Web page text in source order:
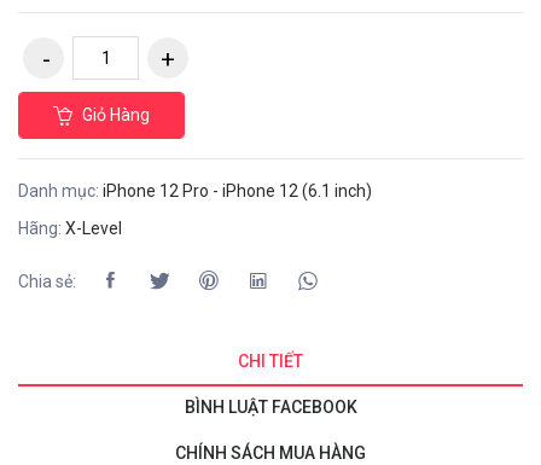
Giỏ Hàng
Danh mục: iPhone 12 Pro - iPhone 12 (6.1 inch)
Hãng: X-Level
Chia sẻ:
CHI TIẾT
BÌNH LUẬT FACEBOOK
CHÍNH SÁCH MUA HÀNG